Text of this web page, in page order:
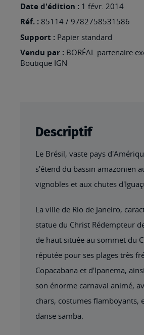
Date d'édition : 1 févr. 2014
Réf. : 85114 / 9782758531586
Support : Papier standard
Vendu par : BORÉAL partenaire
Boutique IGN
Descriptif
Le Brésil, vaste pays
s'étend du bassin amazonien
vignobles et aux chutes
La ville de Rio de Janeiro,
statue du Christ Rédempteur
de haut située au sommet du
réputée pour ses plages très
Copacabana et d'Ipanema,
son énorme carnaval animé,
chars, costumes flamboyants,
danse samba.